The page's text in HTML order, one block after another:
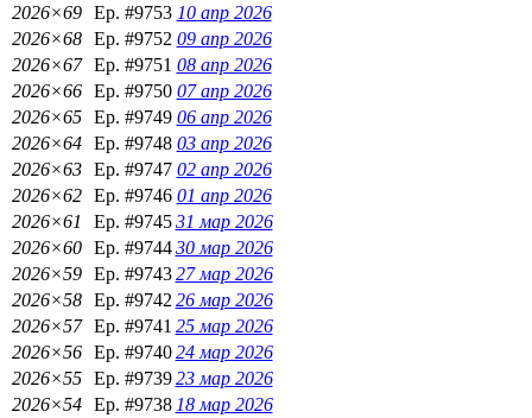
2026×69 Ep. #9753 10 апр 2026
2026×68 Ep. #9752 09 апр 2026
2026×67 Ep. #9751 08 апр 2026
2026×66 Ep. #9750 07 апр 2026
2026×65 Ep. #9749 06 апр 2026
2026×64 Ep. #9748 03 апр 2026
2026×63 Ep. #9747 02 апр 2026
2026×62 Ep. #9746 01 апр 2026
2026×61
Ep. #974531 мар 2026
2026×60 Ep. #974430 мар 2026
2026×59 Ep. #974327 мар 2026
2026×58 Ep. #9742 26 мар 2026
2026×57 Ep. #9741 25 мар 2026
2026×56 Ep. #974024 мар 2026
2026×55 Ep. #973923 мар 2026
2026×54 Ep. #9738 18 мар 2026